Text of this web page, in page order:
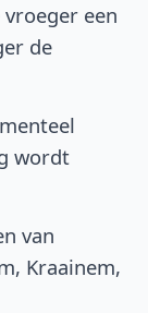
een
de
wordt
van
Kraainem,